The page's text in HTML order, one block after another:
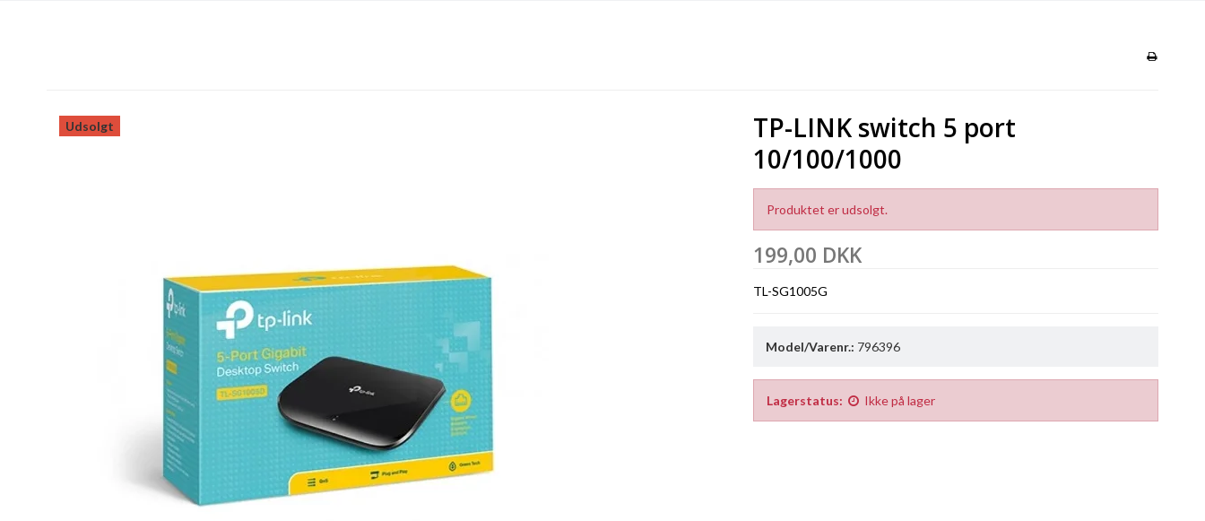
Udsolgt
TP-LINK switch 5 port
10/100/1000
Produktet er udsolgt.
199,00 DKK
TL-SG1005G
Model/Varenr.: 796396
Lagerstatus: Ikke på lager